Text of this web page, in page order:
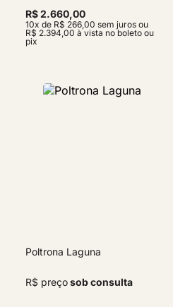
R$ 2.660,00
10x de R$ 266,00 sem juros ou
R$ 2.394,00 à vista no boleto ou
pix
Poltrona Laguna
R$ preçosob consulta